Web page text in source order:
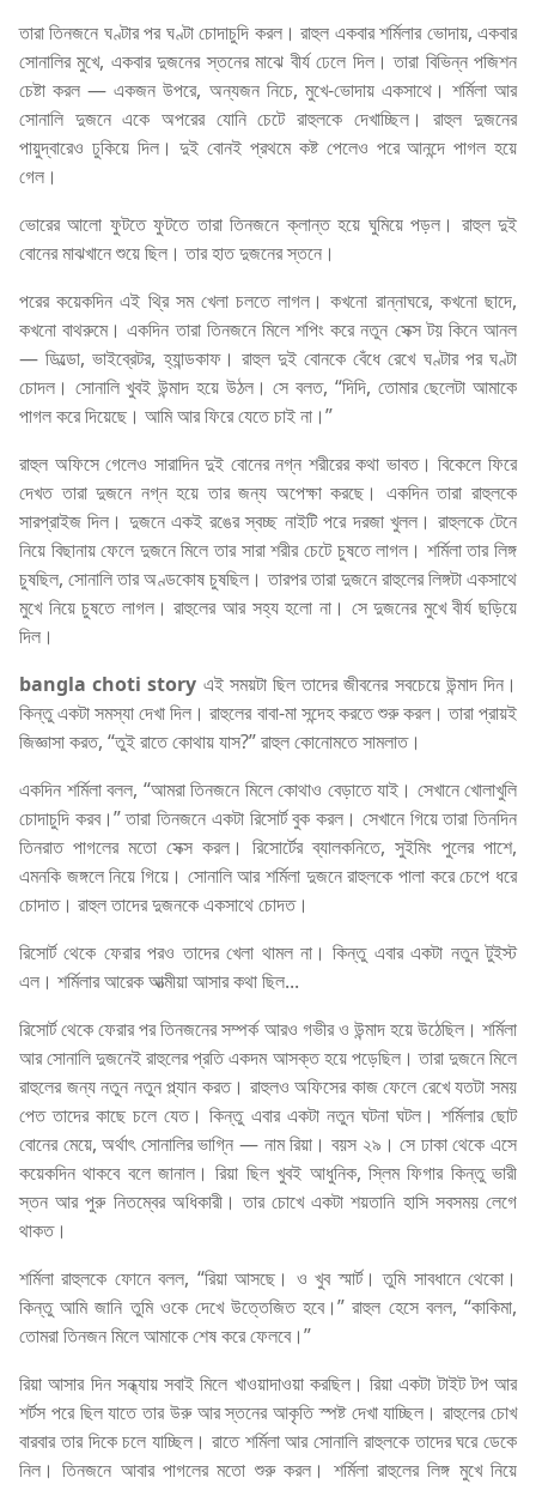
তারা তিনজনে ঘণ্টার পর ঘণ্টা চোদাচুদি করল। রাহুল একবার শর্মিলার ভোদায়, একবার
সোনালির মুখে, একবার দুজনের স্তনের মাঝে বীর্য ঢেলে দিল। তারা বিভিন্ন পজিশন
চেষ্টা করল — একজন উপরে, অন্যজন নিচে, মুখে-ভোদায় একসাথে। শর্মিলা আর
সোনালি দুজনে একে অপরের যোনি চেটে রাহুলকে দেখাচ্ছিল। রাহুল দুজনের
পায়ুদ্বারেও ঢুকিয়ে দিল। দুই বোনই প্রথমে কষ্ট পেলেও পরে আনন্দে পাগল হয়ে
গেল।
ভোরের আলো ফুটতে ফুটতে তারা তিনজনে ক্লান্ত হয়ে ঘুমিয়ে পড়ল। রাহুল দুই
বোনের মাঝখানে শুয়ে ছিল। তার হাত দুজনের স্তনে।
পরের কয়েকদিন এই থ্রি সম খেলা চলতে লাগল। কখনো রান্নাঘরে, কখনো ছাদে,
কখনো বাথরুমে। একদিন তারা তিনজনে মিলে শপিং করে নতুন সেক্স টয় কিনে আনল
— ডিল্ডো, ভাইব্রেটর, হ্যান্ডকাফ। রাহুল দুই বোনকে বেঁধে রেখে ঘণ্টার পর ঘণ্টা
চোদল। সোনালি খুবই উন্মাদ হয়ে উঠল। সে বলত, “দিদি, তোমার ছেলেটা আমাকে
পাগল করে দিয়েছে। আমি আর ফিরে যেতে চাই না।”
রাহুল অফিসে গেলেও সারাদিন দুই বোনের নগ্ন শরীরের কথা ভাবত। বিকেলে ফিরে
দেখত তারা দুজনে নগ্ন হয়ে তার জন্য অপেক্ষা করছে। একদিন তারা রাহুলকে
সারপ্রাইজ দিল। দুজনে একই রঙের স্বচ্ছ নাইটি পরে দরজা খুলল। রাহুলকে টেনে
নিয়ে বিছানায় ফেলে দুজনে মিলে তার সারা শরীর চেটে চুষতে লাগল। শর্মিলা তার লিঙ্গ
চুষছিল, সোনালি তার অণ্ডকোষ চুষছিল। তারপর তারা দুজনে রাহুলের লিঙ্গটা একসাথে
মুখে নিয়ে চুষতে লাগল। রাহুলের আর সহ্য হলো না। সে দুজনের মুখে বীর্য ছড়িয়ে
দিল।
bangla choti story এই সময়টা ছিল তাদের জীবনের সবচেয়ে উন্মাদ দিন।
কিন্তু একটা সমস্যা দেখা দিল। রাহুলের বাবা-মা সন্দেহ করতে শুরু করল। তারা প্রায়ই
জিজ্ঞাসা করত, “তুই রাতে কোথায় যাস?” রাহুল কোনোমতে সামলাত।
একদিন শর্মিলা বলল, “আমরা তিনজনে মিলে কোথাও বেড়াতে যাই। সেখানে খোলাখুলি
চোদাচুদি করব।” তারা তিনজনে একটা রিসোর্ট বুক করল। সেখানে গিয়ে তারা তিনদিন
তিনরাত পাগলের মতো সেক্স করল। রিসোর্টের ব্যালকনিতে, সুইমিং পুলের পাশে,
এমনকি জঙ্গলে নিয়ে গিয়ে। সোনালি আর শর্মিলা দুজনে রাহুলকে পালা করে চেপে ধরে
চোদাত। রাহুল তাদের দুজনকে একসাথে চোদত।
রিসোর্ট থেকে ফেরার পরও তাদের খেলা থামল না। কিন্তু এবার একটা নতুন টুইস্ট
এল। শর্মিলার আরেক আত্মীয়া আসার কথা ছিল...
রিসোর্ট থেকে ফেরার পর তিনজনের সম্পর্ক আরও গভীর ও উন্মাদ হয়ে উঠেছিল। শর্মিলা
আর সোনালি দুজনেই রাহুলের প্রতি একদম আসক্ত হয়ে পড়েছিল। তারা দুজনে মিলে
রাহুলের জন্য নতুন নতুন প্ল্যান করত। রাহুলও অফিসের কাজ ফেলে রেখে যতটা সময়
পেত তাদের কাছে চলে যেত। কিন্তু এবার একটা নতুন ঘটনা ঘটল। শর্মিলার ছোট
বোনের মেয়ে, অর্থাৎ সোনালির ভাগ্নি — নাম রিয়া। বয়স ২৯। সে ঢাকা থেকে এসে
কয়েকদিন থাকবে বলে জানাল। রিয়া ছিল খুবই আধুনিক, স্লিম ফিগার কিন্তু ভারী
স্তন আর পুরু নিতম্বের অধিকারী। তার চোখে একটা শয়তানি হাসি সবসময় লেগে
থাকত।
শর্মিলা রাহুলকে ফোনে বলল, “রিয়া আসছে। ও খুব স্মার্ট। তুমি সাবধানে থেকো।
কিন্তু আমি জানি তুমি ওকে দেখে উত্তেজিত হবে।” রাহুল হেসে বলল, “কাকিমা,
তোমরা তিনজন মিলে আমাকে শেষ করে ফেলবে।”
রিয়া আসার দিন সন্ধ্যায় সবাই মিলে খাওয়াদাওয়া করছিল। রিয়া একটা টাইট টপ আর
শর্টস পরে ছিল যাতে তার উরু আর স্তনের আকৃতি স্পষ্ট দেখা যাচ্ছিল। রাহুলের চোখ
বারবার তার দিকে চলে যাচ্ছিল। রাতে শর্মিলা আর সোনালি রাহুলকে তাদের ঘরে ডেকে
নিল। তিনজনে আবার পাগলের মতো শুরু করল। শর্মিলা রাহুলের লিঙ্গ মুখে নিয়ে